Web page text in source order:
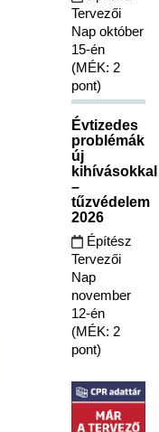
Tervezői
Nap október
15-én
(MÉK: 2
pont)
Évtizedes
problémák
új
kihívásokkal
–
tűzvédelem
2026
Építész
Tervezői
Nap
november
12-én
(MÉK: 2
pont)